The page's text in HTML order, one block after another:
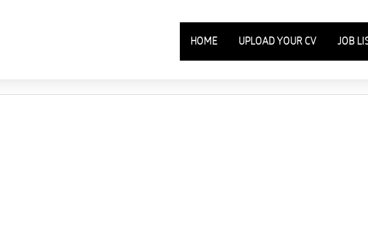
HOME UPLOAD YOUR CV JOB